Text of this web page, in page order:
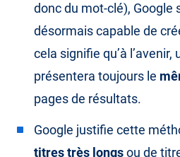
donc du mot-clé), Google
désormais capable de
cela signifie qu’à l’avenir,
présentera toujours le
pages de résultats.
Google justifie cette
titres très longsou de